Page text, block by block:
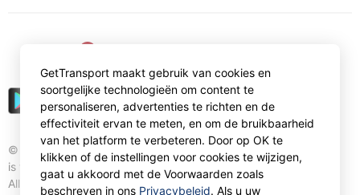
© Gettransport International Limited. GetTransport®
is trademark of Gettransport International Limited.
All rights reserved.
GetTransport maakt gebruik van cookies en
soortgelijke technologieën om content te
personaliseren, advertenties te richten en de
effectiviteit ervan te meten, en om de bruikbaarheid
van het platform te verbeteren. Door op OK te
klikken of de instellingen voor cookies te wijzigen,
gaat u akkoord met de Voorwaarden zoals
beschreven in ons Privacybeleid. Als u uw